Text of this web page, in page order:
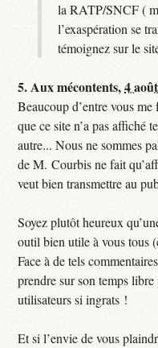
la RATP/SNCF (
l’exaspération se
témoignez sur le
5.Aux mécontents,4
Beaucoup d’entre vous
que ce site n’a pas affiché
autre... Nous ne sommes
de M. Courbis ne fait
veut bien transmettre au
Soyez plutôt heureux
outil bien utile à vous tous
Face à de tels
prendre sur son temps
utilisateurs si ingrats !
Et si l’envie de vous